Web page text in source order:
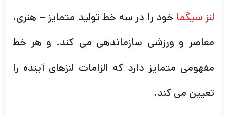
لنز سیگما خود را در سه خط تولید متمایز – هنری،
معاصر و ورزشی سازماندهی می کند. و هر خط
مفهومی متمایز دارد که الزامات لنزهای آینده را
تعیین می کند.